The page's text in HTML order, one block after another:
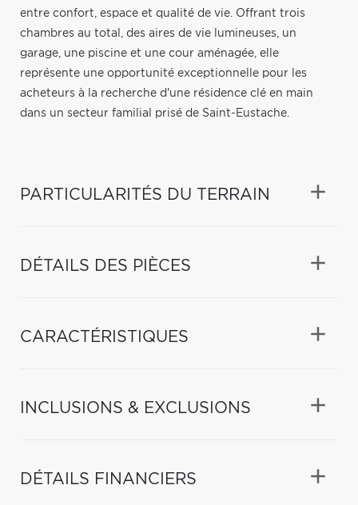
entre confort, espace et qualité de vie. Offrant trois
chambres au total, des aires de vie lumineuses, un
garage, une piscine et une cour aménagée, elle
représente une opportunité exceptionnelle pour les
acheteurs à la recherche d'une résidence clé en main
dans un secteur familial prisé de Saint-Eustache.
PARTICULARITÉS DU TERRAIN
DÉTAILS DES PIÈCES
CARACTÉRISTIQUES
INCLUSIONS & EXCLUSIONS
DÉTAILS FINANCIERS